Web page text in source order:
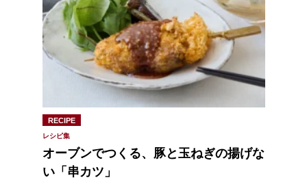
RECIPE
レシピ集
オーブンでつくる、豚と玉ねぎの揚げな
い「串カツ」